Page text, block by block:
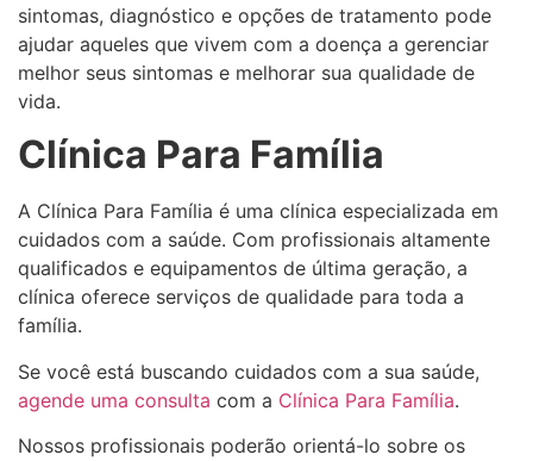
sintomas, diagnóstico e opções de tratamento pode
ajudar aqueles que vivem com a doença a gerenciar
melhor seus sintomas e melhorar sua qualidade de
vida.
Clínica Para Família
A Clínica Para Família é uma clínica especializada em
cuidados com a saúde. Com profissionais altamente
qualificados e equipamentos de última geração, a
clínica oferece serviços de qualidade para toda a
família.
Se você está buscando cuidados com a sua saúde,
agende uma consulta com a Clínica Para Família.
Nossos profissionais poderão orientá-lo sobre os